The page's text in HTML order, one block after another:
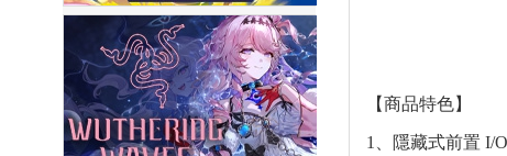
【商品特色】
1、隱藏式前置 I/